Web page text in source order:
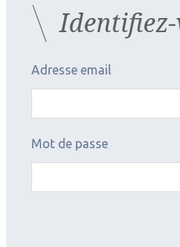
photo
informatique qui
leurs requêtes.
Adresse email
Mot de passe